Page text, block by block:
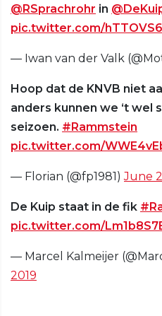
@RSprachrohr in
pic.twitter.com/
— Iwan van der Valk
Hoop dat de KNVB niet
anders kunnen we ‘t wel
seizoen. #Rammstein
pic.twitter.com/
— Florian (@fp1981)June
De Kuip staat in de fik
pic.twitter.com/
— Marcel Kalmeijer
2019